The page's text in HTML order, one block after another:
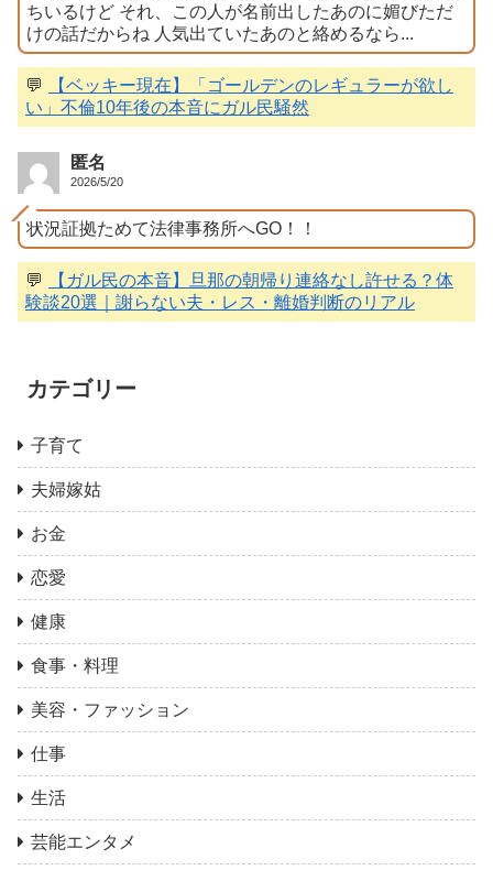
ちいるけど それ、この人が名前出したあのに媚びただ
けの話だからね 人気出ていたあのと絡めるなら...
💬
【ベッキー現在】「ゴールデンのレギュラーが欲し
い」不倫10年後の本音にガル民騒然
匿名
2026/5/20
状況証拠ためて法律事務所へGO！！
💬
【ガル民の本音】旦那の朝帰り連絡なし許せる？体
験談20選｜謝らない夫・レス・離婚判断のリアル
カテゴリー
子育て
夫婦嫁姑
お金
恋愛
健康
食事・料理
美容・ファッション
仕事
生活
芸能エンタメ